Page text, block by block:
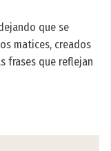
que se
matices, creados
frases que reflejan